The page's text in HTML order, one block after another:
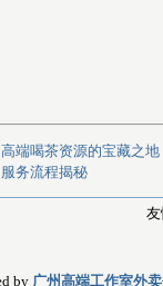
端喝茶资源的宝藏之地
务流程揭秘
by 广州高端工作室外